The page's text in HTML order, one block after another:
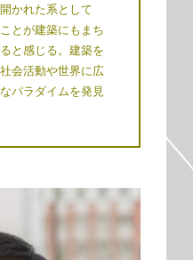
かれた系として
とが建築にもまち
と感じる。建築を
会活動や世界に広
パラダイムを発見